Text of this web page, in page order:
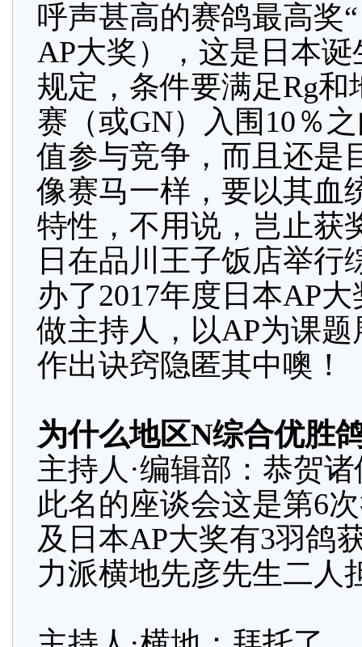
呼声甚高的赛鸽最高奖
AP大奖），这是日本
规定，条件要满足Rg
赛（或GN）入围10％
值参与竞争，而且还是
像赛马一样，要以其血
特性，不用说，岂止获
日在品川王子饭店举行
办了2017年度日本AP
做主持人，以AP为课
作出诀窍隐匿其中噢！
为什么地区N综合优胜
主持人·编辑部：恭贺
此名的座谈会这是第6
及日本AP大奖有3羽鸽
力派横地先彦先生二人